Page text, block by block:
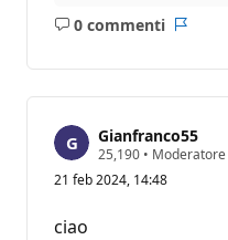
0 commenti
Nessun
Gianfranco55
25,190 P
n
•
21 feb 2024, 14:48
ciao